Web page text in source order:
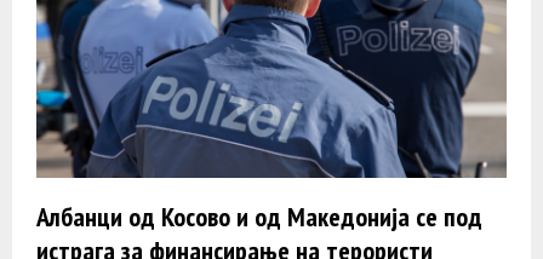
Албанци од Косово и од Македонија се под
истрага за финансирање на терористи